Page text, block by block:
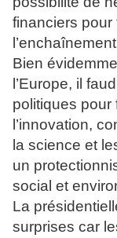
financiers pour
Bien
l’Europe, il
politiques pour
l’innovation,
la science et
un
social et
La
surprises car